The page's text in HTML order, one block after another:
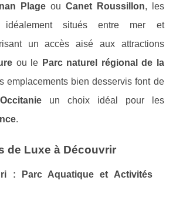
Plageou Canet Roussillon, les
idéalement situés entre mer et
un accès aisé aux attractions
ou le Parc naturel régional de la
emplacements bien desservis font de
un choix idéal pour les
.
de Luxe à Découvrir
: Parc Aquatique et Activités